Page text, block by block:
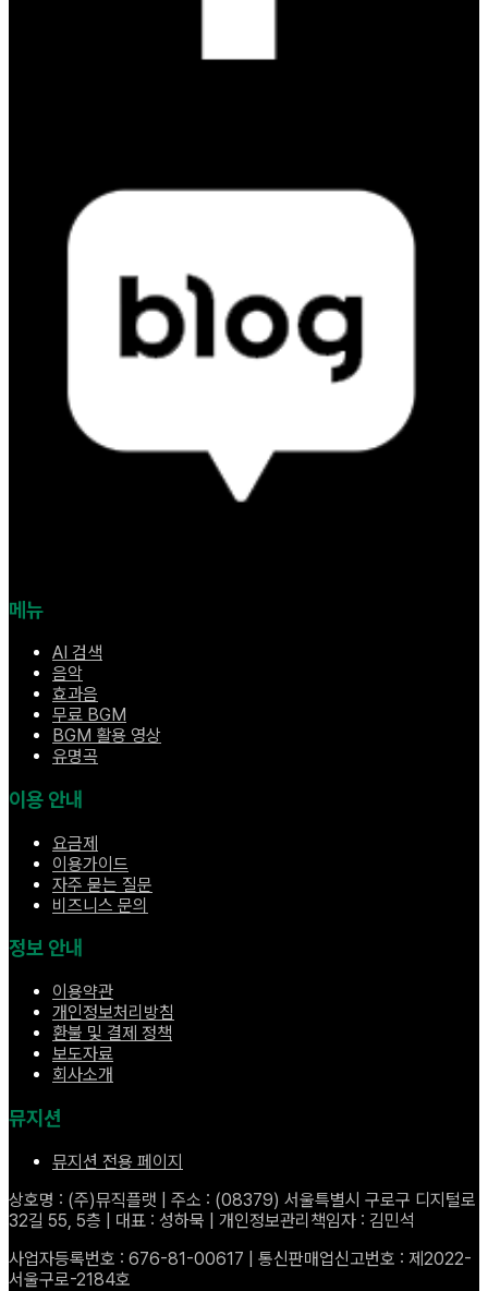
메뉴
AI 검색
음악
효과음
무료 BGM
BGM 활용 영상
유명곡
이용 안내
요금제
이용가이드
자주 묻는 질문
비즈니스 문의
정보 안내
이용약관
개인정보처리방침
환불 및 결제 정책
보도자료
회사소개
뮤지션
뮤지션 전용 페이지
상호명 : (주)뮤직플랫 | 주소 : (08379) 서울특별시 구로구 디지털로
32길 55, 5층 | 대표 : 성하묵 | 개인정보관리책임자 : 김민석
사업자등록번호 : 676-81-00617 | 통신판매업신고번호 : 제2022-
서울구로-2184호